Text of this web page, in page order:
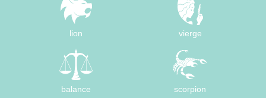
lion vierge
balance scorpion